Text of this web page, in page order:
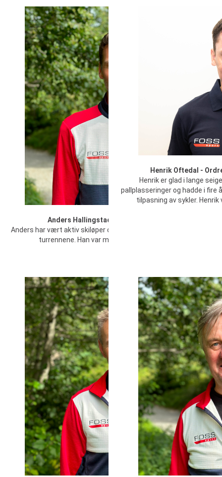
Anders Hallingstad - Daglig leder & Butikksjef
Anders har vært aktiv skiløper og har flere topp ti plasseringer i de
turrennene. Han var med og startet Foss Sport i 2004.
Henrik Oftedal -
Henrik er glad i lange
pallplasseringer og hadde i fire
tilpasning av sykler.